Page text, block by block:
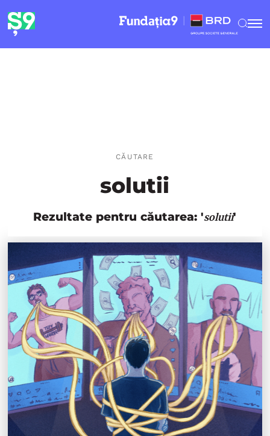
CĂUTARE
solutii
Rezultate pentru căutarea: 'solutii'